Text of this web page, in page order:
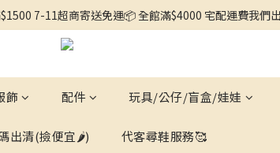
更多新品歡迎追蹤官方INSTAGRAM🔗
7-11超商寄送免運📦 全館滿$4000 宅配運費我們
更多新品歡迎追蹤官方INSTAGRAM🔗
飾 配件 玩具/公仔/盲盒/娃娃
出清(撿便宜🌶️) 代客尋鞋服務🥰